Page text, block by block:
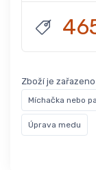
Zboží je
Míchačka nebo
Úprava medu